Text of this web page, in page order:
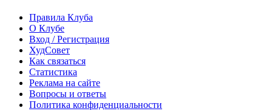
Правила Клуба
О Клубе
Вход / Регистрация
ХудСовет
Как связаться
Статистика
Реклама на сайте
Вопросы и ответы
Политика конфиденциальности